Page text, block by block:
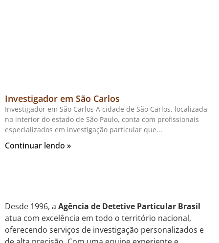
Investigador em São Carlos
Investigador em São Carlos A cidade de São Carlos, localizada
no interior do estado de São Paulo, conta com profissionais
especializados em investigação particular que
Continuar lendo »
Desde 1996, a Agência de Detetive Particular Brasil
atua com excelência em todo o território nacional,
oferecendo serviços de investigação personalizados e